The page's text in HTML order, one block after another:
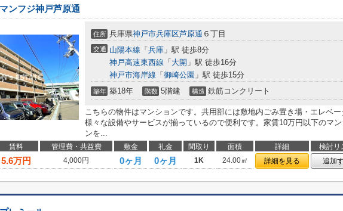
ンフジ神戸芦原通
住所 兵庫県神戸市兵庫区芦原通 ６丁目
交通 山陽本線 「 兵庫 」駅 徒歩8分
神戸高速東西線 「 大開 」駅 徒歩16分
神戸市海岸線 「 御崎公園 」駅 徒歩15分
築年 築18年 階数 5階建 構造 鉄筋コンクリート
こちらの物件はマンションです。共用部には敷地内ごみ置き場・エレベ
様々な設備やサービスが揃っているので便利です。家賃10万円以下のマン
ンを...
賃料 管理費・共益費 敷金 礼金 間取り 面積 詳細
検討リ
5.6万円 4,000円 0ヶ月 0ヶ月 1K 24.00㎡ 詳細を見る 追加